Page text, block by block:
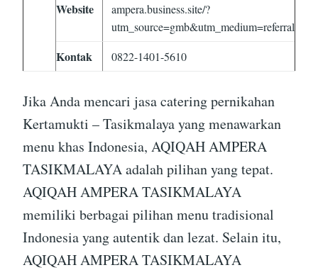
Website
ampera.business.site/?
utm_source=gmb&utm_medium=referral
Kontak 0822-1401-5610
Jika Anda mencari jasa catering pernikahan
Kertamukti – Tasikmalaya yang menawarkan
menu khas Indonesia, AQIQAH AMPERA
TASIKMALAYA adalah pilihan yang tepat.
AQIQAH AMPERA TASIKMALAYA
memiliki berbagai pilihan menu tradisional
Indonesia yang autentik dan lezat. Selain itu,
AQIQAH AMPERA TASIKMALAYA